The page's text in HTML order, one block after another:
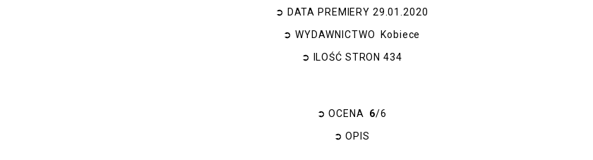
➲ DATA PREMIERY 29.01.2020
➲ WYDAWNICTWO
Kobiece
➲
ILOŚĆ STRON434
➲ OCENA 6/6
➲ OPIS